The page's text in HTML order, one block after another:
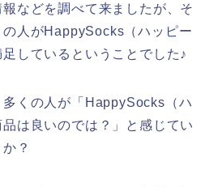
などを調べて来ましたが、そ
人がHappySocks（ハッピー
しているということでした♪
くの人が「HappySocks（ハ
は良いのでは？」と感じてい
？